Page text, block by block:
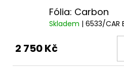
Fólia: Carbon
Skladem | 6533/CAR
2 750 Kč